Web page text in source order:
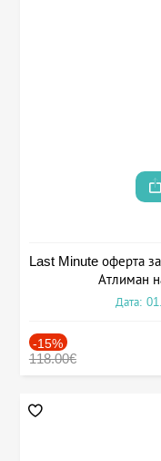
Last Minute оферта
Атлиман
Дата:
-15%
118.00€